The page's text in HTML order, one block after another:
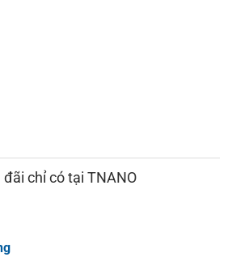
đãi chỉ có tại TNANO